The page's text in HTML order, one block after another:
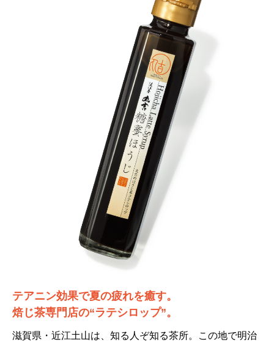
テアニン効果で夏の疲れを癒す。
焙じ茶専門店の“ラテシロップ”。
滋賀県・近江土山は、知る人ぞ知る茶所。この地で明治